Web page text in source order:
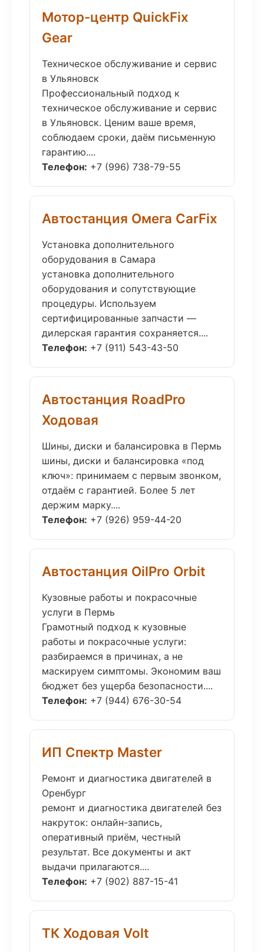
Мотор-центр QuickFix
Gear
Техническое обслуживание и сервис
в Ульяновск
Профессиональный подход к
техническое обслуживание и сервис
в Ульяновск. Ценим ваше время,
соблюдаем сроки, даём письменную
гарантию....
Телефон: +7 (996) 738-79-55
Автостанция Омега CarFix
Установка дополнительного
оборудования в Самара
установка дополнительного
оборудования и сопутствующие
процедуры. Используем
сертифицированные запчасти —
дилерская гарантия сохраняется....
Телефон: +7 (911) 543-43-50
Автостанция RoadPro
Ходовая
Шины, диски и балансировка в Пермь
шины, диски и балансировка «под
ключ»: принимаем с первым звонком,
отдаём с гарантией. Более 5 лет
держим марку....
Телефон: +7 (926) 959-44-20
Автостанция OilPro Orbit
Кузовные работы и покрасочные
услуги в Пермь
Грамотный подход к кузовные
работы и покрасочные услуги:
разбираемся в причинах, а не
маскируем симптомы. Экономим ваш
бюджет без ущерба безопасности....
Телефон: +7 (944) 676-30-54
ИП Спектр Master
Ремонт и диагностика двигателей в
Оренбург
ремонт и диагностика двигателей без
накруток: онлайн-запись,
оперативный приём, честный
результат. Все документы и акт
выдачи прилагаются....
Телефон: +7 (902) 887-15-41
ТК Ходовая Volt